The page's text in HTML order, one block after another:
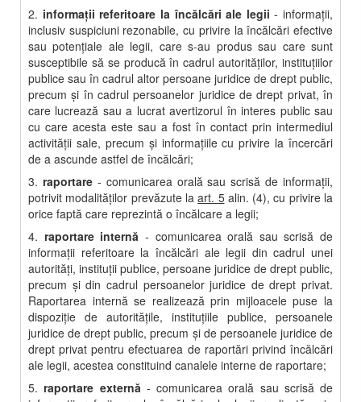
2. informaţii referitoare la încălcări ale legii - informaţii,
inclusiv suspiciuni rezonabile, cu privire la încălcări efective
sau potenţiale ale legii, care s-au produs sau care sunt
susceptibile să se producă în cadrul autorităţilor, instituţiilor
publice sau în cadrul altor persoane juridice de drept public,
precum şi în cadrul persoanelor juridice de drept privat, în
care lucrează sau a lucrat avertizorul în interes public sau
cu care acesta este sau a fost în contact prin intermediul
activităţii sale, precum şi informaţiile cu privire la încercări
de a ascunde astfel de încălcări;
3. raportare- comunicarea orală sau scrisă de informaţii,
potrivit modalităţilor prevăzute laart. 5alin. (4), cu privire la
orice faptă care reprezintă o încălcare a legii;
4. raportare internă - comunicarea orală sau scrisă de
informaţii referitoare la încălcări ale legii din cadrul unei
autorităţi, instituţii publice, persoane juridice de drept public,
precum şi din cadrul persoanelor juridice de drept privat.
Raportarea internă se realizează prin mijloacele puse la
dispoziţie de autorităţile, instituţiile publice, persoanele
juridice de drept public, precum şi de persoanele juridice de
drept privat pentru efectuarea de raportări privind încălcări
ale legii, acestea constituind canalele interne de raportare;
5.raportare externă- comunicarea orală sau scrisă de